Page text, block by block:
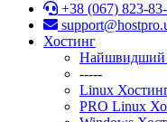
+38 (067) 823-83-
Хостинг
Найшвидший
-----
Linux
PRO Linux